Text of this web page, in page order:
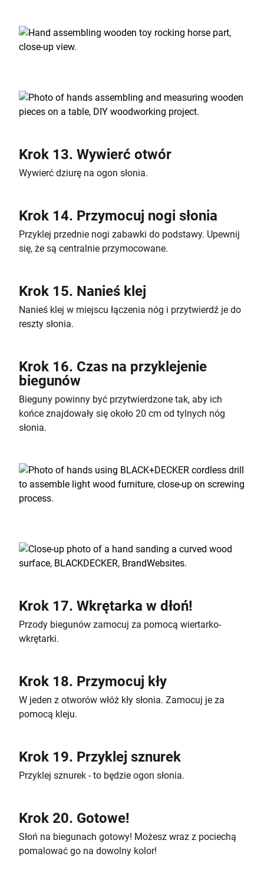
Krok 13. Wywierć otwór
Wywierć dziurę na ogon słonia.
Krok 14. Przymocuj nogi słonia
Przyklej przednie nogi zabawki do podstawy. Upewnij
się, że są centralnie przymocowane.
Krok 15. Nanieś klej
Nanieś klej w miejscu łączenia nóg i przytwierdź je do
reszty słonia.
Krok 16. Czas na przyklejenie
biegunów
Bieguny powinny być przytwierdzone tak, aby ich
końce znajdowały się około 20 cm od tylnych nóg
słonia.
Krok 17. Wkrętarka w dłoń!
Przody biegunów zamocuj za pomocą wiertarko-
wkrętarki.
Krok 18. Przymocuj kły
W jeden z otworów włóż kły słonia. Zamocuj je za
pomocą kleju.
Krok 19. Przyklej sznurek
Przyklej sznurek - to będzie ogon słonia.
Krok 20. Gotowe!
Słoń na biegunach gotowy! Możesz wraz z pociechą
pomalować go na dowolny kolor!